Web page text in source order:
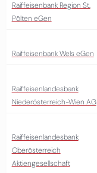
Raiffeisenbank Region St.
Pölten eGen
Raiffeisenbank Wels eGen
Raiffeisenlandesbank
Niederösterreich-Wien AG
Raiffeisenlandesbank
Oberösterreich
Aktiengesellschaft